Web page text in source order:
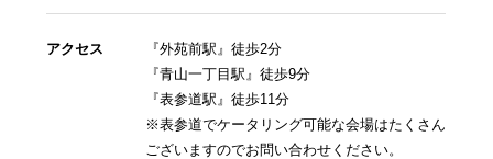
アクセス
『外苑前駅』徒歩2分
『青山一丁目駅』徒歩9分
『表参道駅』徒歩11分
※表参道でケータリング可能な会場はたくさん
ございますのでお問い合わせください。